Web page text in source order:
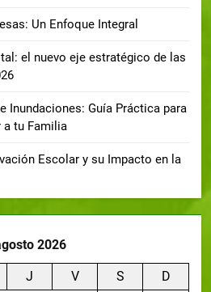
Un Enfoque Integral
el nuevo eje estratégico de las
Inundaciones: Guía Práctica para
a tu Familia
Escolar y su Impacto en la
2026
J V S
D